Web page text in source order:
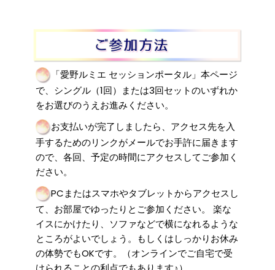
「愛野ルミエ セッションポータル」本ページ
で、シングル（1回）または3回セットのいずれか
をお選びのうえお進みください。
お支払いが完了しましたら、アクセス先を入
手するためのリンクがメールでお手許に届きます
ので、各回、予定の時間にアクセスしてご参加く
ださい。
PCまたはスマホやタブレットからアクセスし
て、お部屋でゆったりとご参加ください。 楽な
イスにかけたり、ソファなどで横になれるような
ところがよいでしょう。もしくはしっかりお休み
の体勢でもOKです。（オンラインでご自宅で受